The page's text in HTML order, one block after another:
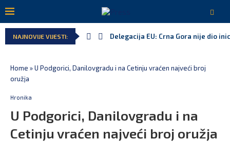
NAJNOVIJE VIJESTI:
Delegacija EU: Crna Gora nije dio
Home »U Podgorici, Danilovgradu i na Cetinju vraćen najveći broj
oružja
Hronika
U Podgorici, Danilovgradu i na
Cetinju vraćen najveći broj oružja